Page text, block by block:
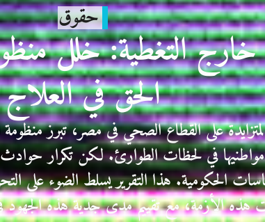
حقوق
التغطية: خلل
الحق في العلاج
على القطاع الصحي في مصر، تبرز
مواطنيها في لحظات الطوارئ. لكن تكرار
الحكومية. هذا التقرير يسلط الضوء على
هذه الأزمة، مع تقييم مدى جدية هذه